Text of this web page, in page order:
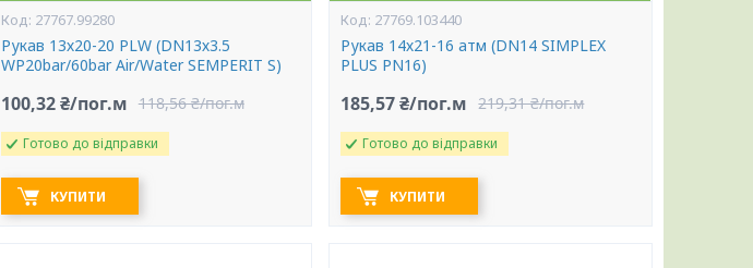
27767.99280
Рукав 13х20-20 PLW (DN13х3.5
WP20bar/60bar Air/Water SEMPERIT S)
100,32 ₴/пог.м 118,56 ₴/пог.м
Готово до відправки
КУПИТИ
27769.103440
Рукав 14х21-16 атм (DN14 SIMPLEX
PLUS PN16)
185,57 ₴/пог.м 219,31 ₴/пог.м
Готово до відправки
КУПИТИ